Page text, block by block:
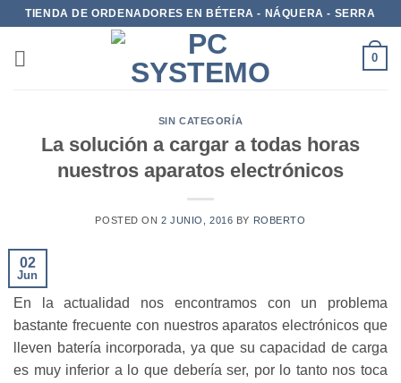
TIENDA DE ORDENADORES EN BÉTERA - NÁQUERA - SERRA
0
SIN CATEGORÍA
La solución a cargar a todas horas
nuestros aparatos electrónicos
POSTED ON2 JUNIO, 2016 BY ROBERTO
02
Jun
En la actualidad nos encontramos con un problema
bastante frecuente con nuestros aparatos electrónicos que
lleven batería incorporada, ya que su capacidad de carga
es muy inferior a lo que debería ser, por lo tanto nos toca